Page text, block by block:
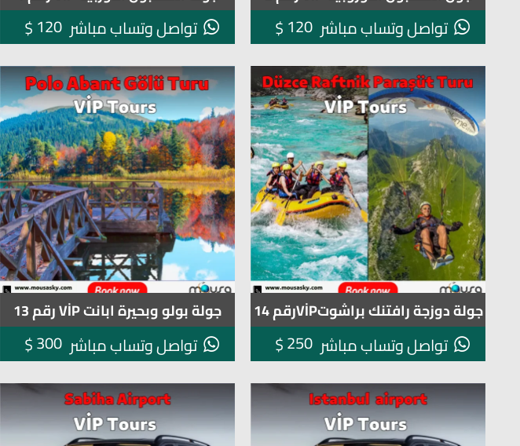
تواصل وتساب مباشر $120 تواصل وتساب مباشر $120
جولة دوزجة رافتنك براشوتVİPرقم 14
تواصل وتساب مباشر $250
جولة بولو وبحيرة ابانت VİP رقم 13
تواصل وتساب مباشر $300